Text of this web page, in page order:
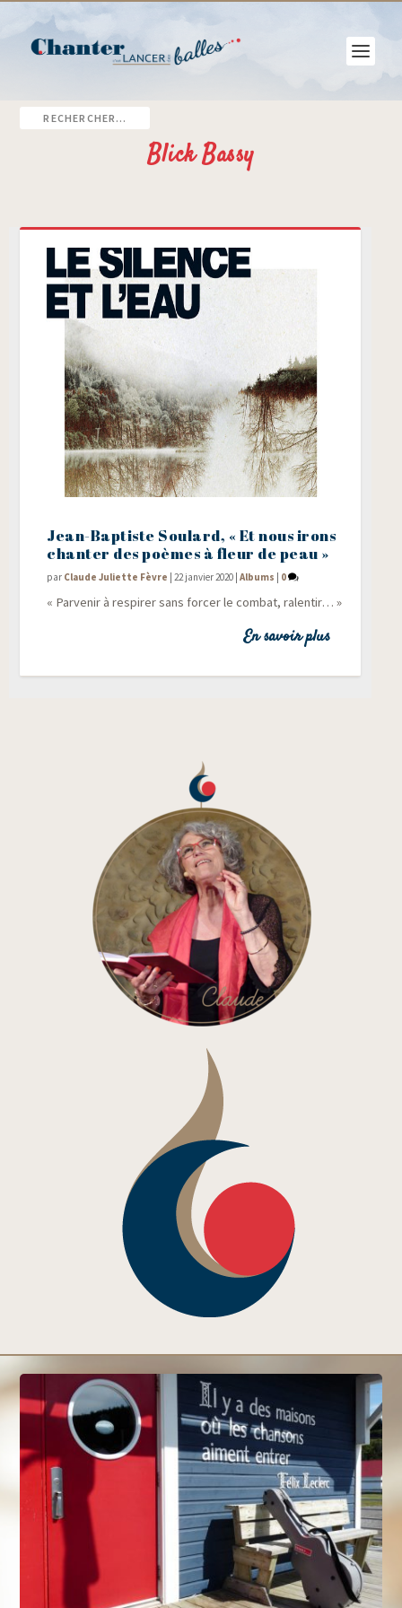
Blick Bassy
Jean-Baptiste Soulard, « Et nous irons
chanter des poèmes à fleur de peau »
par Claude Juliette Fèvre |22 janvier 2020 |Albums | 0
« Par­ve­nir à res­pi­rer sans for­cer le com­bat, ralentir… »
En savoir plus